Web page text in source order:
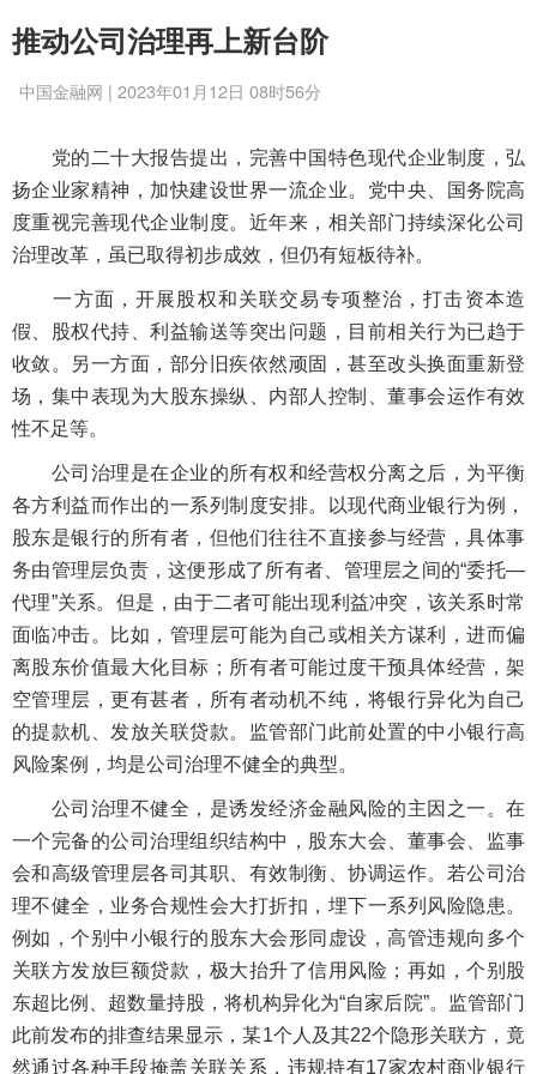
推动公司治理再上新台阶
中国金融网 | 2023年01月12日 08时56分
党的二十大报告提出，完善中国特色现代企业制度，弘
扬企业家精神，加快建设世界一流企业。党中央、国务院高
度重视完善现代企业制度。近年来，相关部门持续深化公司
治理改革，虽已取得初步成效，但仍有短板待补。
一方面，开展股权和关联交易专项整治，打击资本造
假、股权代持、利益输送等突出问题，目前相关行为已趋于
收敛。另一方面，部分旧疾依然顽固，甚至改头换面重新登
场，集中表现为大股东操纵、内部人控制、董事会运作有效
性不足等。
公司治理是在企业的所有权和经营权分离之后，为平衡
各方利益而作出的一系列制度安排。以现代商业银行为例，
股东是银行的所有者，但他们往往不直接参与经营，具体事
务由管理层负责，这便形成了所有者、管理层之间的“委托—
代理”关系。但是，由于二者可能出现利益冲突，该关系时常
面临冲击。比如，管理层可能为自己或相关方谋利，进而偏
离股东价值最大化目标；所有者可能过度干预具体经营，架
空管理层，更有甚者，所有者动机不纯，将银行异化为自己
的提款机、发放关联贷款。监管部门此前处置的中小银行高
风险案例，均是公司治理不健全的典型。
公司治理不健全，是诱发经济金融风险的主因之一。在
一个完备的公司治理组织结构中，股东大会、董事会、监事
会和高级管理层各司其职、有效制衡、协调运作。若公司治
理不健全，业务合规性会大打折扣，埋下一系列风险隐患。
例如，个别中小银行的股东大会形同虚设，高管违规向多个
关联方发放巨额贷款，极大抬升了信用风险；再如，个别股
东超比例、超数量持股，将机构异化为“自家后院”。监管部门
此前发布的排查结果显示，某1个人及其22个隐形关联方，竟
然通过各种手段掩盖关联关系，违规持有17家农村商业银行